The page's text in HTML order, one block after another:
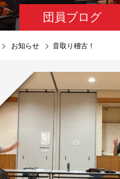
団員ブログ
お知らせ 音取り稽古！